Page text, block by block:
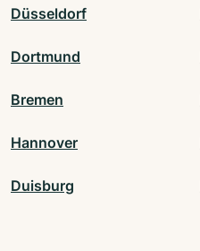
Düsseldorf
Dortmund
Bremen
Hannover
Duisburg